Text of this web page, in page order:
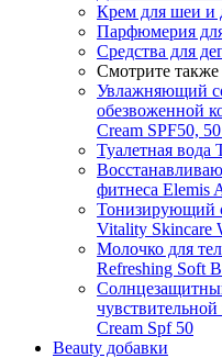
Крем для шеи и
Парфюмерия
Средства для
Смотрите также
Увлажняющий
обезвоженной
Cream SPF50,
Туалетная вода
фитнеса Elemis
Тонизирующий
Vitality Skincare
Молочко для
Refreshing Soft
Cream Spf 50
Beauty добавки